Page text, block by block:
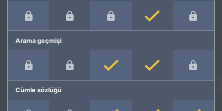
Arama geçmişi
Cümle sözlüğü